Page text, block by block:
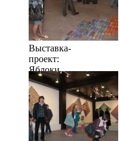
Выставка-
проект:
Яблоки
когда их
много